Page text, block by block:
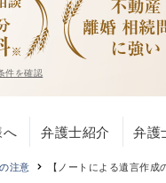
件を確認
へ 弁護士紹介 弁護
注意 【ノートによる遺言作